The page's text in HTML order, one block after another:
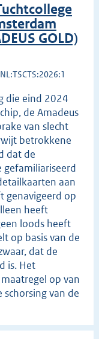
GOLD)
die eind 2024
de Amadeus
van slecht
betrokkene
dat de
aan
genavigeerd op
heeft
loods heeft
op basis van de
dat de
is. Het
op van
van de